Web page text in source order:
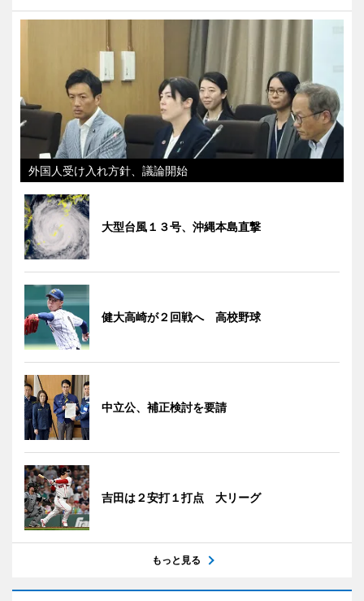
外国人受け入れ方針、議論開始
大型台風１３号、沖縄本島直撃
健大高崎が２回戦へ 高校野球
中立公、補正検討を要請
吉田は２安打１打点 大リーグ
もっと見る